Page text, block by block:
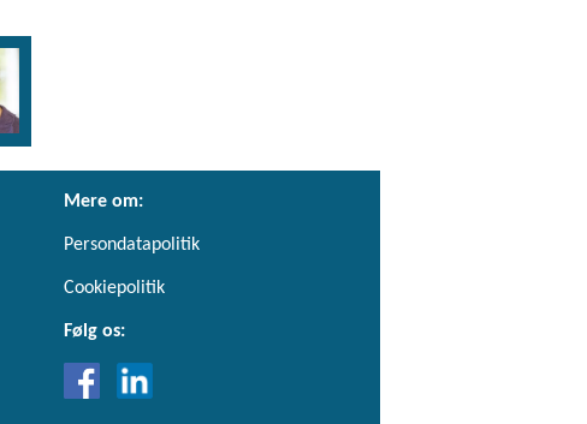
Mere om:
Persondatapolitik
Cookiepolitik
Følg os: